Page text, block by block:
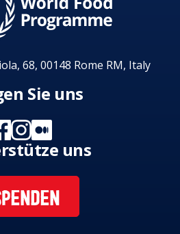
68, 00148 Rome RM, Italy
Sie uns
uns